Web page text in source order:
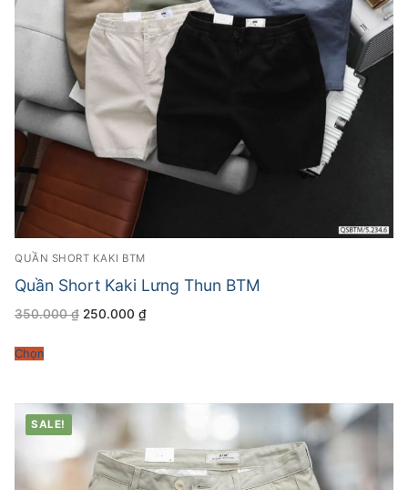
QUẦN SHORT KAKI BTM
Quần Short Kaki Lưng Thun BTM
350.000₫ Giá
250.000 ₫Giá
Chọn
SALE!